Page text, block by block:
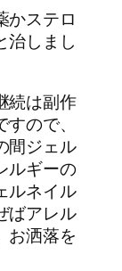
かステロ
治しまし
続は副作
ので、
間ジェル
ルギーの
ルネイル
ばアレル
お洒落を